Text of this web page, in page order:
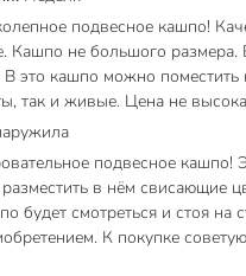
подвесное кашпо!
Кашпо не большого размера.
это кашпо можно поместить
так и живые. Цена не
подвесное кашпо!
в нём свисающие
будет смотреться и стоя на
К покупке